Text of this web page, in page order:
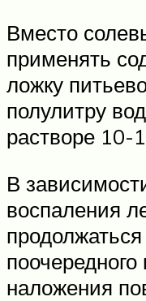
Вместо
применять
ложку
полулитру
растворе 10-
В
воспаления
наложения